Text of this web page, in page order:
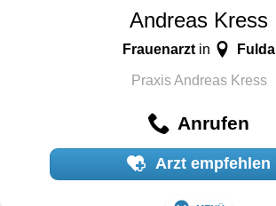
Andreas Kress
Frauenarzt in Fulda
Praxis Andreas Kress
Anrufen
Arzt empfehlen